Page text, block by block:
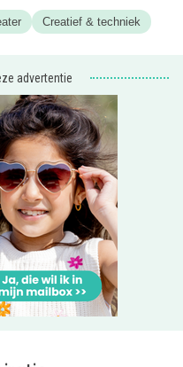
Creatief & techniek
advertentie